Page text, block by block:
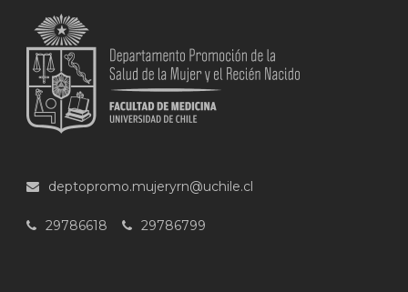
deptopromo.mujeryrn@uchile.cl
29786618 29786799